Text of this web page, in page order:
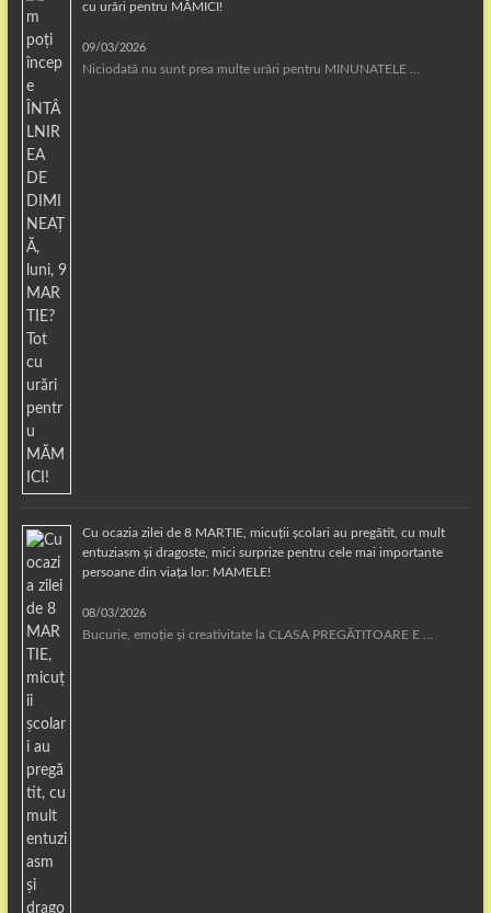
cu urări pentru MĂMICI!
09/03/2026
Niciodată nu sunt prea multe urări pentru MINUNATELE …
Cu ocazia zilei de 8 MARTIE, micuții școlari au pregătit, cu mult
entuziasm și dragoste, mici surprize pentru cele mai importante
persoane din viața lor: MAMELE!
08/03/2026
Bucurie, emoție și creativitate la CLASA PREGĂTITOARE E …